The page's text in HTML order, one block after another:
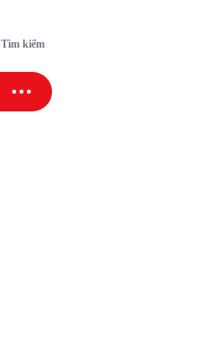
Tìm kiếm
SAO SPORT